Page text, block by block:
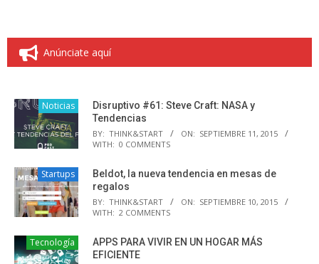
Anúnciate aquí
Noticias
Disruptivo #61: Steve Craft: NASA y
Tendencias
BY: THINK&START ON: SEPTIEMBRE 11, 2015
WITH: 0 COMMENTS
Startups
Beldot, la nueva tendencia en mesas de
regalos
BY: THINK&START ON: SEPTIEMBRE 10, 2015
WITH: 2 COMMENTS
Tecnología
APPS PARA VIVIR EN UN HOGAR MÁS
EFICIENTE